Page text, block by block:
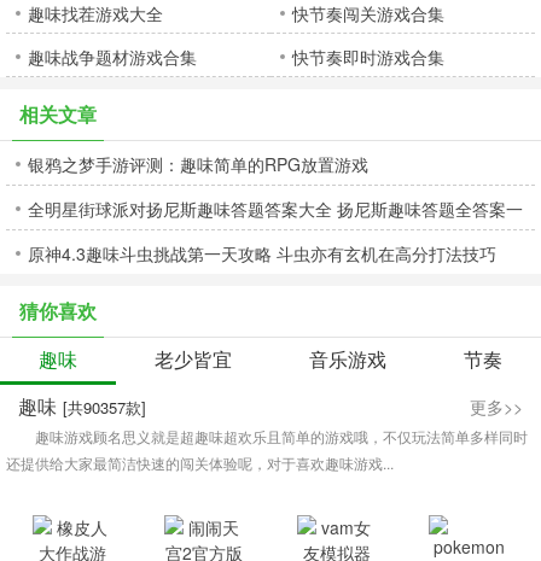
趣味找茬游戏大全
快节奏闯关游戏合集
趣味战争题材游戏合集
快节奏即时游戏合集
相关文章
银鸦之梦手游评测：趣味简单的RPG放置游戏
全明星街球派对扬尼斯趣味答题答案大全 扬尼斯趣味答题全答案一
览
原神4.3趣味斗虫挑战第一天攻略 斗虫亦有玄机在高分打法技巧
猜你喜欢
趣味
老少皆宜 音乐游戏
节奏
趣味 [共90357款] 更多>>
趣味游戏顾名思义就是超趣味超欢乐且简单的游戏哦，不仅玩法简单多样同时
还提供给大家最简洁快速的闯关体验呢，对于喜欢趣味游戏...